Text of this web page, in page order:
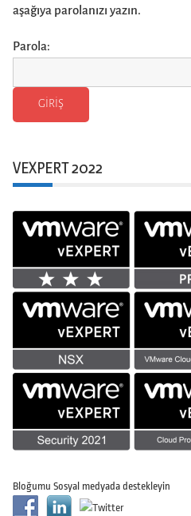
aşağıya parolanızı yazın.
Parola:
VEXPERT 2022
Bloğumu Sosyal medyada destekleyin